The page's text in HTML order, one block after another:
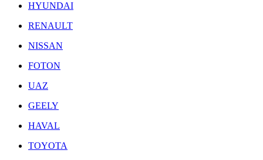
HYUNDAI
RENAULT
NISSAN
FOTON
UAZ
GEELY
HAVAL
TOYOTA